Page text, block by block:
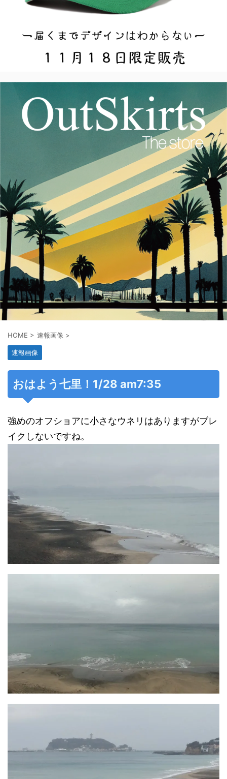
HOME > 速報画像 >
速報画像
おはよう七里！1/28 am7:35
強めのオフショアに小さなウネリはありますがブレ
イクしないですね。